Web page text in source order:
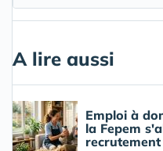
A lire aussi
Emploi à
la Fepem
recrutement